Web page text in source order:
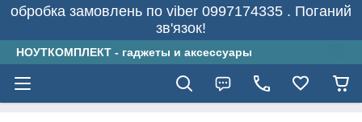
обробка замовлень по viber 0997174335 . Поганий
зв'язок!
НОУТКОМПЛЕКТ - гаджеты и аксессуары